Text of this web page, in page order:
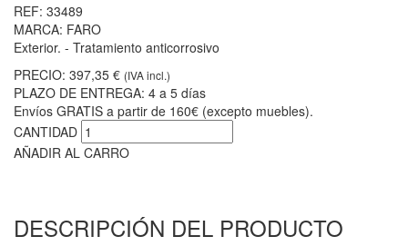
REF: 33489
MARCA: FARO
Exterior. - Tratamiento anticorrosivo
PRECIO: 397,35 € (IVA incl.)
PLAZO DE ENTREGA: 4 a 5 días
Envíos GRATIS a partir de 160€ (excepto muebles).
CANTIDAD
AÑADIR AL CARRO
DESCRIPCIÓN DEL PRODUCTO